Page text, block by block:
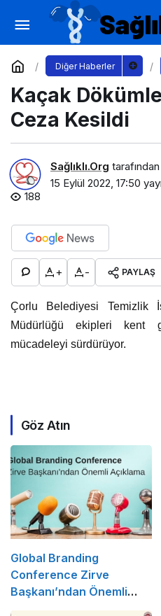
Diğer Haberler
Kaçak
Ceza Kesildi
Sağlıklı.Org tarafından
15 Eylül 2022, 17:50
188
+ - PAYLAŞ
Çorlu Belediyesi Temizlik
Müdürlüğü ekipleri kent
mücadeleyi sürdürüyor.
Göz Atın
Global Branding
Conference Zirve
Başkanı’ndan Önemli
Açıklama
Başkan Sandıkçı,
gözetmeksizin çalışıyoruz”
Yorum Yap Paylaş